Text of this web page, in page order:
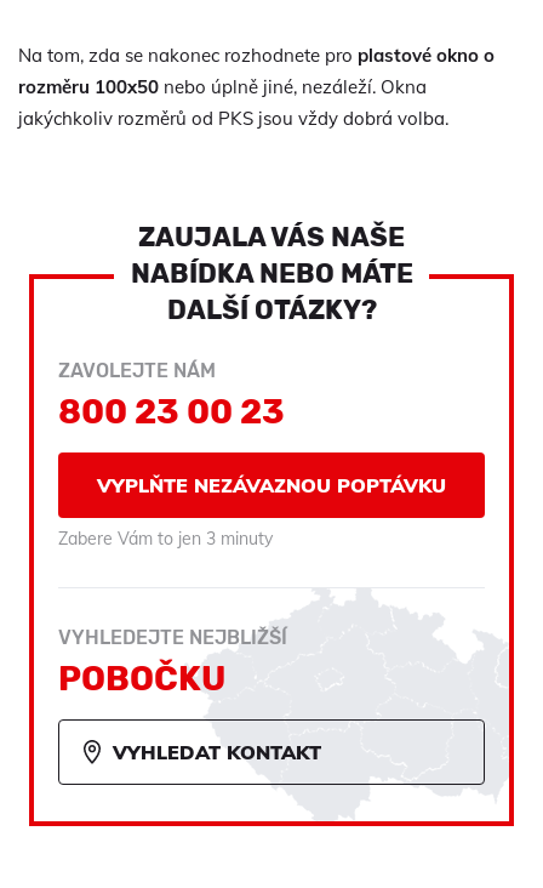
Na tom, zda se nakonec rozhodnete pro plastové okno o
rozměru 100x50 nebo úplně jiné, nezáleží. Okna
jakýchkoliv rozměrů od PKS jsou vždy dobrá volba.
ZAUJALA VÁS NAŠE
NABÍDKA NEBO MÁTE
DALŠÍ OTÁZKY?
ZAVOLEJTE NÁM
800 23 00 23
VYPLŇTE NEZÁVAZNOU POPTÁVKU
Zabere Vám to jen 3 minuty
VYHLEDEJTE NEJBLIŽŠÍ
POBOČKU
VYHLEDAT KONTAKT